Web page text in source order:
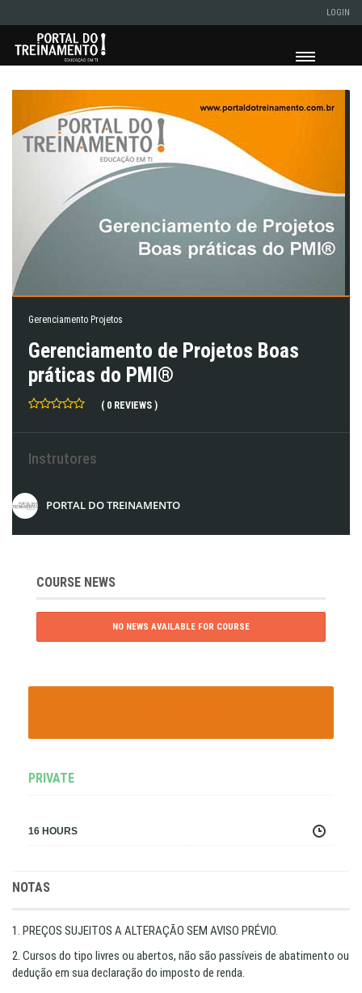
LOGIN
Gerenciamento Projetos
Gerenciamento de Projetos Boas
práticas do PMI®
( 0 REVIEWS )
Instrutores
PORTAL DO TREINAMENTO
COURSE NEWS
NO NEWS AVAILABLE FOR COURSE
PRIVATE
16 HOURS
NOTAS
1. PREÇOS SUJEITOS A ALTERAÇÃO SEM AVISO PRÉVIO.
2. Cursos do tipo livres ou abertos, não são passíveis de abatimento ou
dedução em sua declaração do imposto de renda.